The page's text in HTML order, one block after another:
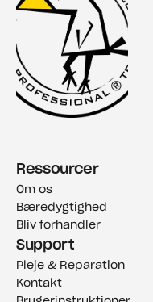
Ressourcer
Om os
Bæredygtighed
Bliv forhandler
Support
Pleje & Reparation
Kontakt